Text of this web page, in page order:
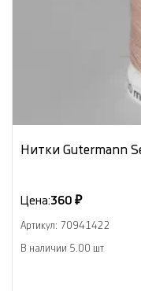
Нитки Gutermann
Цена:360 ₽
Артикул: 70941422
В наличии 5.00 шт